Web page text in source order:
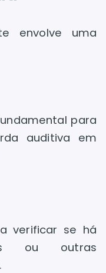
envolve uma
para
auditiva em
verificar se há
ou outras